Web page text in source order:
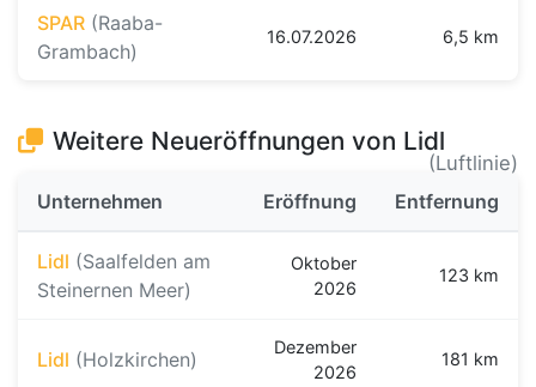
SPAR (Raaba-
Grambach)
16.07.2026 6,5 km
Weitere Neueröffnungen von Lidl
(Luftlinie)
Unternehmen
Eröffnung Entfernung
Lidl (Saalfelden am
Steinernen Meer)
Oktober
2026
123 km
Lidl (Holzkirchen)
Dezember
2026
181 km